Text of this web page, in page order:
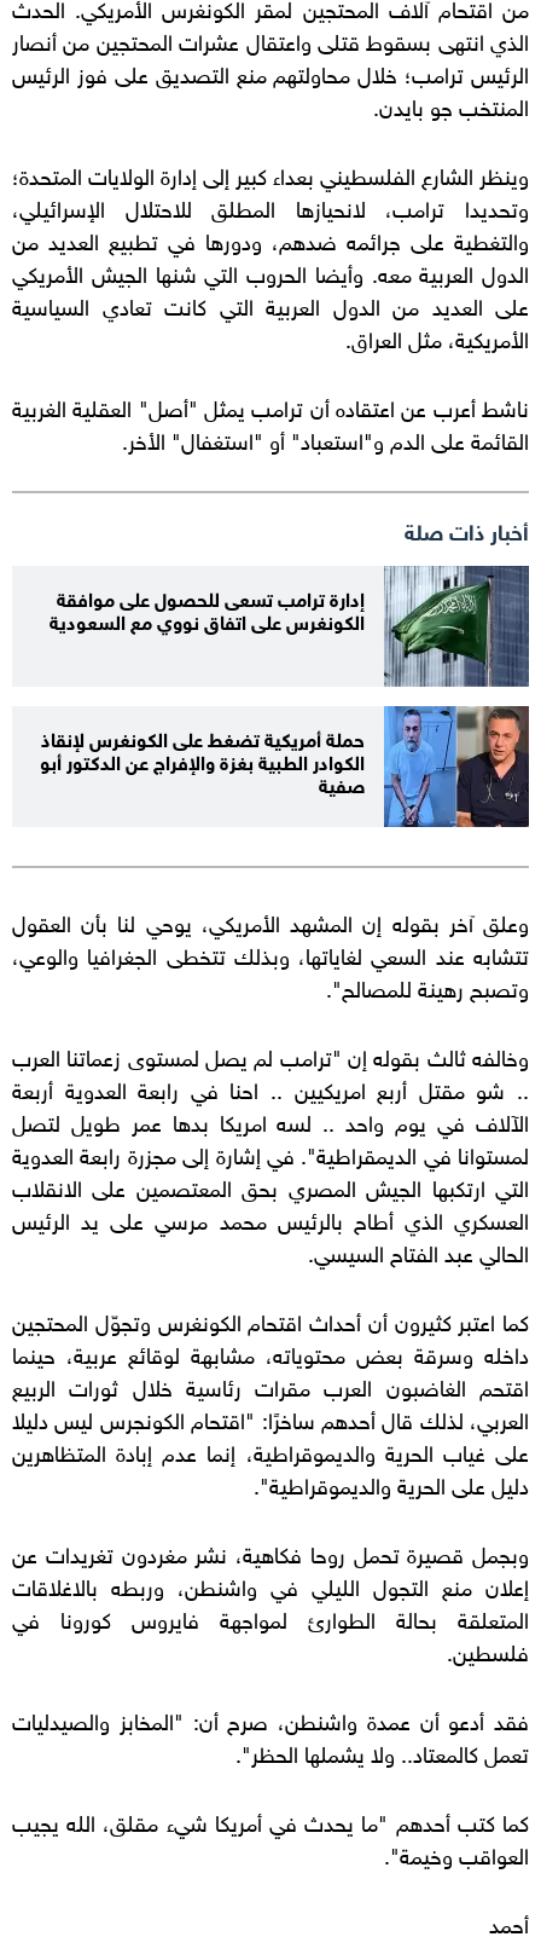
الذي انتهى بسقوط قتلى واعتقال عشرات المحتجين من أنصار
الرئيس ترامب؛ خلال محاولتهم منع التصديق على فوز الرئيس
المنتخب جو بايدن.
وينظر الشارع الفلسطيني بعداء كبير إلى إدارة الولايات المتحدة؛
وتحديدا ترامب، لانحيازها المطلق للاحتلال الإسرائيلي،
والتغطية على جرائمه ضدهم، ودورها في تطبيع العديد من
الدول العربية معه. وأيضا الحروب التي شنها الجيش الأمريكي
على العديد من الدول العربية التي كانت تعادي السياسية
الأمريكية، مثل العراق.
ناشط أعرب عن اعتقاده أن ترامب يمثل "أصل" العقلية الغربية
القائمة على الدم و"استعباد" أو "استغفال" الأخر.
أخبار ذات صلة
إدارة ترامب تسعى للحصول على موافقة
الكونغرس على اتفاق نووي مع السعودية
حملة أمريكية تضغط على الكونغرس لإنقاذ
الكوادر الطبية بغزة والإفراج عن الدكتور أبو
صفية
وعلق آخر بقوله إن المشهد الأمريكي، يوحي لنا بأن العقول
تتشابه عند السعي لغاياتها، وبذلك تتخطى الجغرافيا والوعي،
وتصبح رهينة للمصالح".
وخالفه ثالث بقوله إن "ترامب لم يصل لمستوى زعماتنا العرب
.. شو مقتل أربع امريكيين .. احنا في رابعة العدوية أربعة
الآلاف في يوم واحد .. لسه امريكا بدها عمر طويل لتصل
لمستوانا في الديمقراطية". في إشارة إلى مجزرة رابعة العدوية
التي ارتكبها الجيش المصري بحق المعتصمين على الانقلاب
العسكري الذي أطاح بالرئيس محمد مرسي على يد الرئيس
الحالي عبد الفتاح السيسي.
كما اعتبر كثيرون أن أحداث اقتحام الكونغرس وتجوّل المحتجين
داخله وسرقة بعض محتوياته، مشابهة لوقائع عربية، حينما
اقتحم الغاضبون العرب مقرات رئاسية خلال ثورات الربيع
العربي، لذلك قال أحدهم ساخرًا: "اقتحام الكونجرس ليس دليلا
على غياب الحرية والديموقراطية، إنما عدم إبادة المتظاهرين
دليل على الحرية والديموقراطية".
وبجمل قصيرة تحمل روحا فكاهية، نشر مغردون تغريدات عن
إعلان منع التجول الليلي في واشنطن، وربطه بالاغلاقات
المتعلقة بحالة الطوارئ لمواجهة فايروس كورونا في
فلسطين.
فقد أدعو أن عمدة واشنطن، صرح أن: "المخابز والصيدليات
تعمل كالمعتاد.. ولا يشملها الحظر".
كما كتب أحدهم "ما يحدث في أمريكا شيء مقلق، الله يجيب
العواقب وخيمة".
أحمد